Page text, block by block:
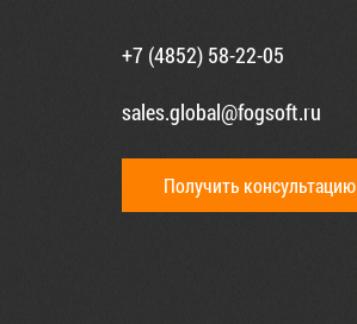
+7 (4852) 58-22-05
sales.global@fogsoft.ru
Получить консультацию